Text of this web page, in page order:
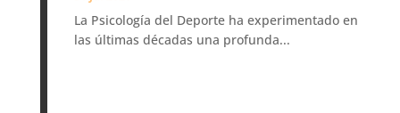
La Psicología del Deporte ha experimentado en
las últimas décadas una profunda...